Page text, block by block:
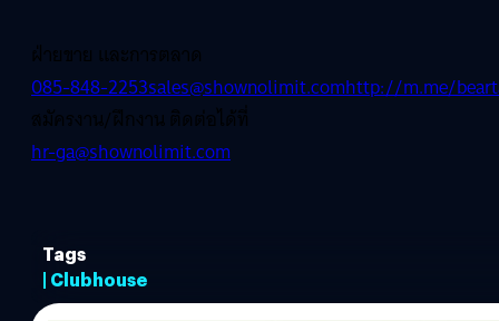
ฝ่ายขาย และการตลาด
085-848-2253sales@shownolimit.comhttp://m.me/
สมัครงาน/ฝึกงาน ติดต่อได้ที่
hr-ga@shownolimit.com
Tags
| Clubhouse